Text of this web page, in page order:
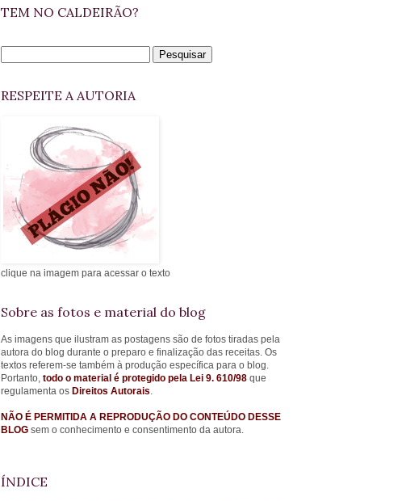
TEM NO CALDEIRÃO?
RESPEITE A AUTORIA
clique na imagem para acessar o texto
Sobre as fotos e material do blog
As imagens que ilustram as postagens são de fotos tiradas pela
autora do blog durante o preparo e finalização das receitas. Os
textos referem-se também à produção específica para o blog.
Portanto, todo o material é protegido pela Lei 9. 610/98 que
regulamenta os Direitos Autorais.
NÃO É PERMITIDA A REPRODUÇÃO DO CONTEÚDO DESSE
BLOG sem o conhecimento e consentimento da autora.
ÍNDICE